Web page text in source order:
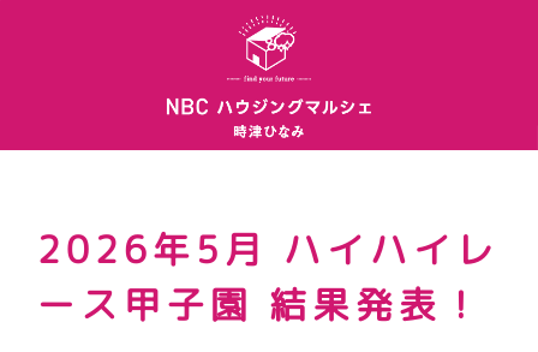
2026年5月 ハイハイレ
ース甲子園 結果発表！